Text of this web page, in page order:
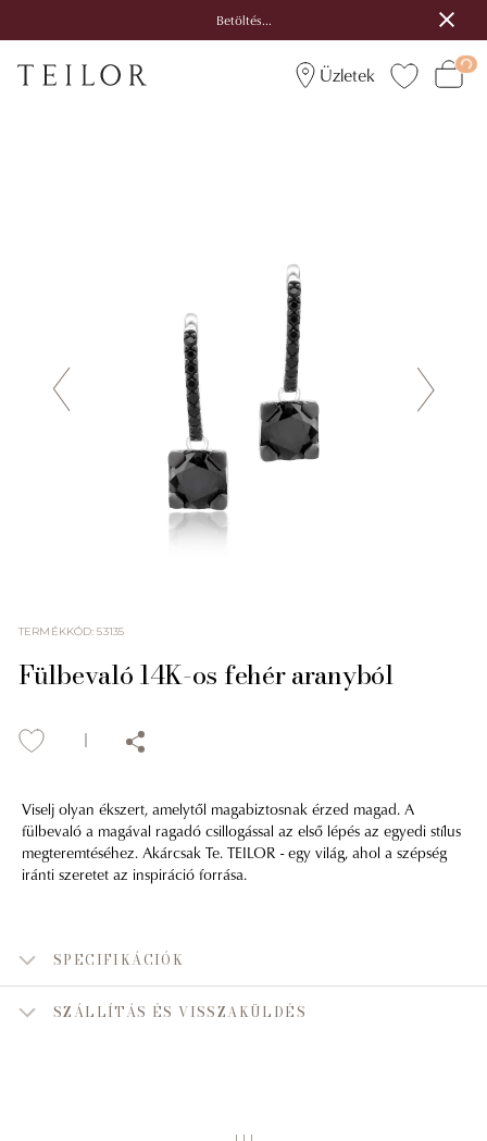
Betöltés...
Üzletek
TERMÉKKÓD:53135
Fülbevaló 14K-os fehér aranyból
Viselj olyan ékszert, amelytől magabiztosnak érzed magad. A
fülbevaló a magával ragadó csillogással az első lépés az egyedi stílus
megteremtéséhez. Akárcsak Te. TEILOR - egy világ, ahol a szépség
iránti szeretet az inspiráció forrása.
SPECIFIKÁCIÓK
SZÁLLÍTÁS ÉS VISSZAKÜLDÉS